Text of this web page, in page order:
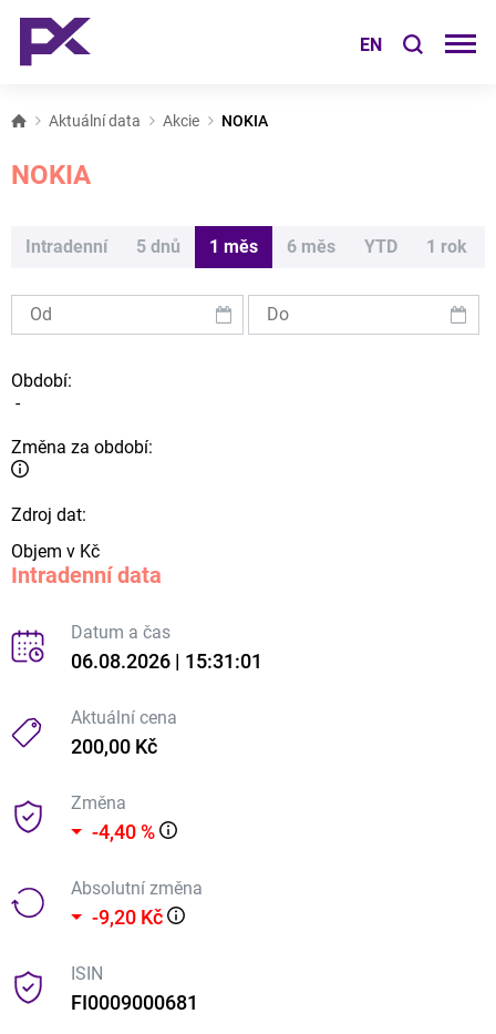
EN
Aktuální data Akcie NOKIA
NOKIA
Intradenní 5 dnů 1 měs 6 měs YTD 1 rok
Období:
-
Změna za období:
Zdroj dat:
Objem v Kč
Intradenní data
Datum a čas
06.08.2026 | 15:31:01
Aktuální cena
200,00 Kč
Změna
-4,40 %
Absolutní změna
-9,20 Kč
ISIN
FI0009000681